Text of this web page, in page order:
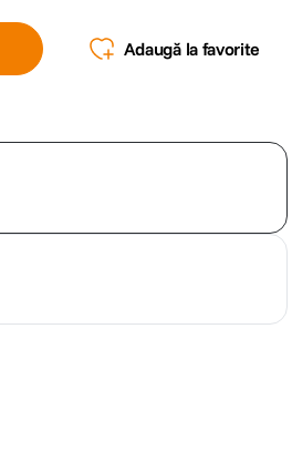
Adaugă la favorite